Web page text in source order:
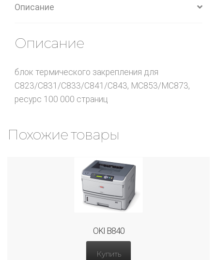
Описание
Описание
блок термического закрепления для
C823/C831/C833/C841/C843, MC853/MC873,
ресурс 100 000 страниц
Похожие товары
OKI B840
Купить